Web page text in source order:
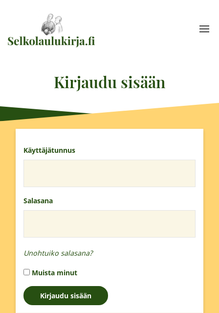
Kirjaudu sisään
Käyttäjätunnus
Salasana
Unohtuiko salasana?
Muista minut